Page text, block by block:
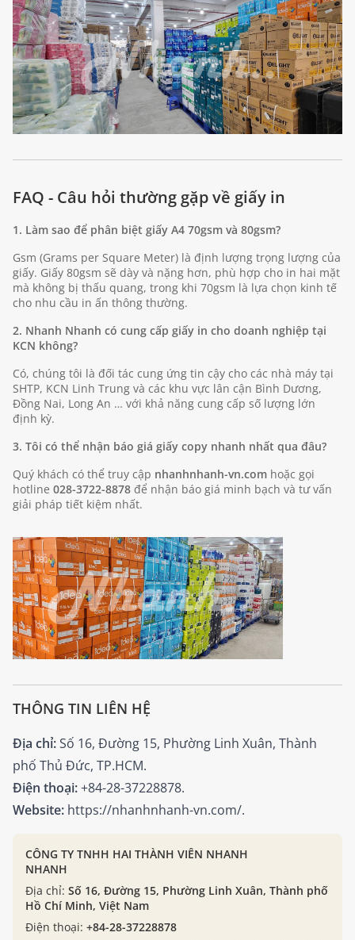
FAQ - Câu hỏi thường gặp về giấy in
1. Làm sao để phân biệt giấy A4 70gsm và 80gsm?
Gsm (Grams per Square Meter) là định lượng trọng lượng của
giấy. Giấy 80gsm sẽ dày và nặng hơn, phù hợp cho in hai mặt
mà không bị thấu quang, trong khi 70gsm là lựa chọn kinh tế
cho nhu cầu in ấn thông thường.
2. Nhanh Nhanh có cung cấp giấy in cho doanh nghiệp tại
KCN không?
Có, chúng tôi là đối tác cung ứng tin cậy cho các nhà máy tại
SHTP, KCN Linh Trung và các khu vực lân cận Bình Dương,
Đồng Nai, Long An … với khả năng cung cấp số lượng lớn
định kỳ.
3. Tôi có thể nhận báo giá giấy copy nhanh nhất qua đâu?
Quý khách có thể truy cập nhanhnhanh-vn.com hoặc gọi
hotline 028-3722-8878 để nhận báo giá minh bạch và tư vấn
giải pháp tiết kiệm nhất.
THÔNG TIN LIÊN HỆ
Địa chỉ:Số 16, Đường 15, Phường Linh Xuân, Thành
phố Thủ Đức, TP.HCM.
Điện thoại:+84-28-37228878.
Website: https://nhanhnhanh-vn.com/.
CÔNG TY TNHH HAI THÀNH VIÊN NHANH
NHANH
Địa chỉ: Số 16, Đường 15, Phường Linh Xuân, Thành phố
Hồ Chí Minh, Việt Nam
Điện thoại: +84-28-37228878